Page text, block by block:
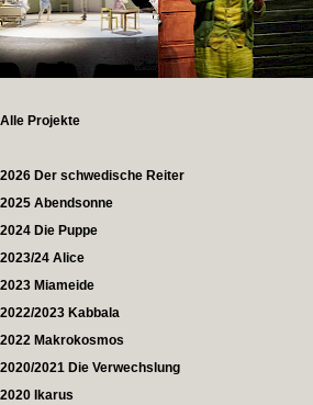
Alle Projekte
2026 Der schwedische Reiter
2025 Abendsonne
2024 Die Puppe
2023/24 Alice
2023 Miameide
2022/2023 Kabbala
2022 Makrokosmos
2020/2021 Die Verwechslung
2020 Ikarus